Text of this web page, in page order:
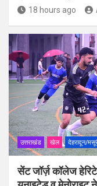
18 hours ago
उत्तराखंड खेल देहरादून/
सेंट जॉर्ज़ कॉलेज